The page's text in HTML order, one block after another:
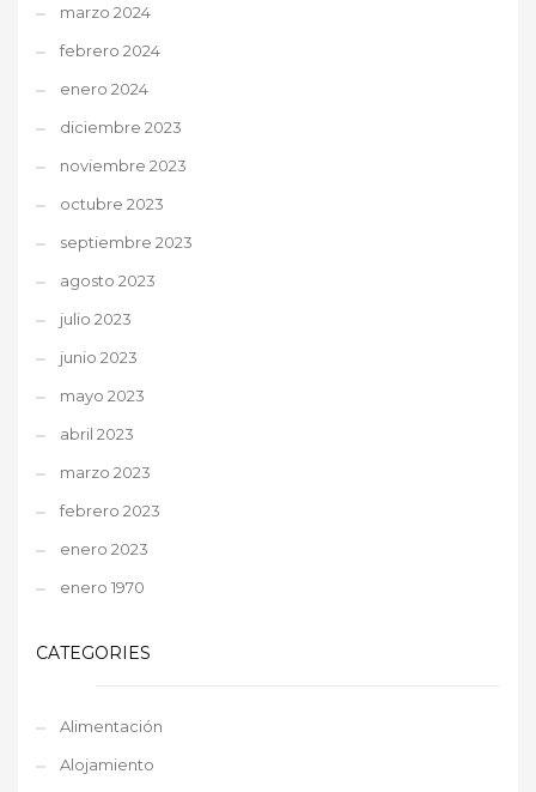
marzo 2024
febrero 2024
enero 2024
diciembre 2023
noviembre 2023
octubre 2023
septiembre 2023
agosto 2023
julio 2023
junio 2023
mayo 2023
abril 2023
marzo 2023
febrero 2023
enero 2023
enero 1970
CATEGORIES
Alimentación
Alojamiento